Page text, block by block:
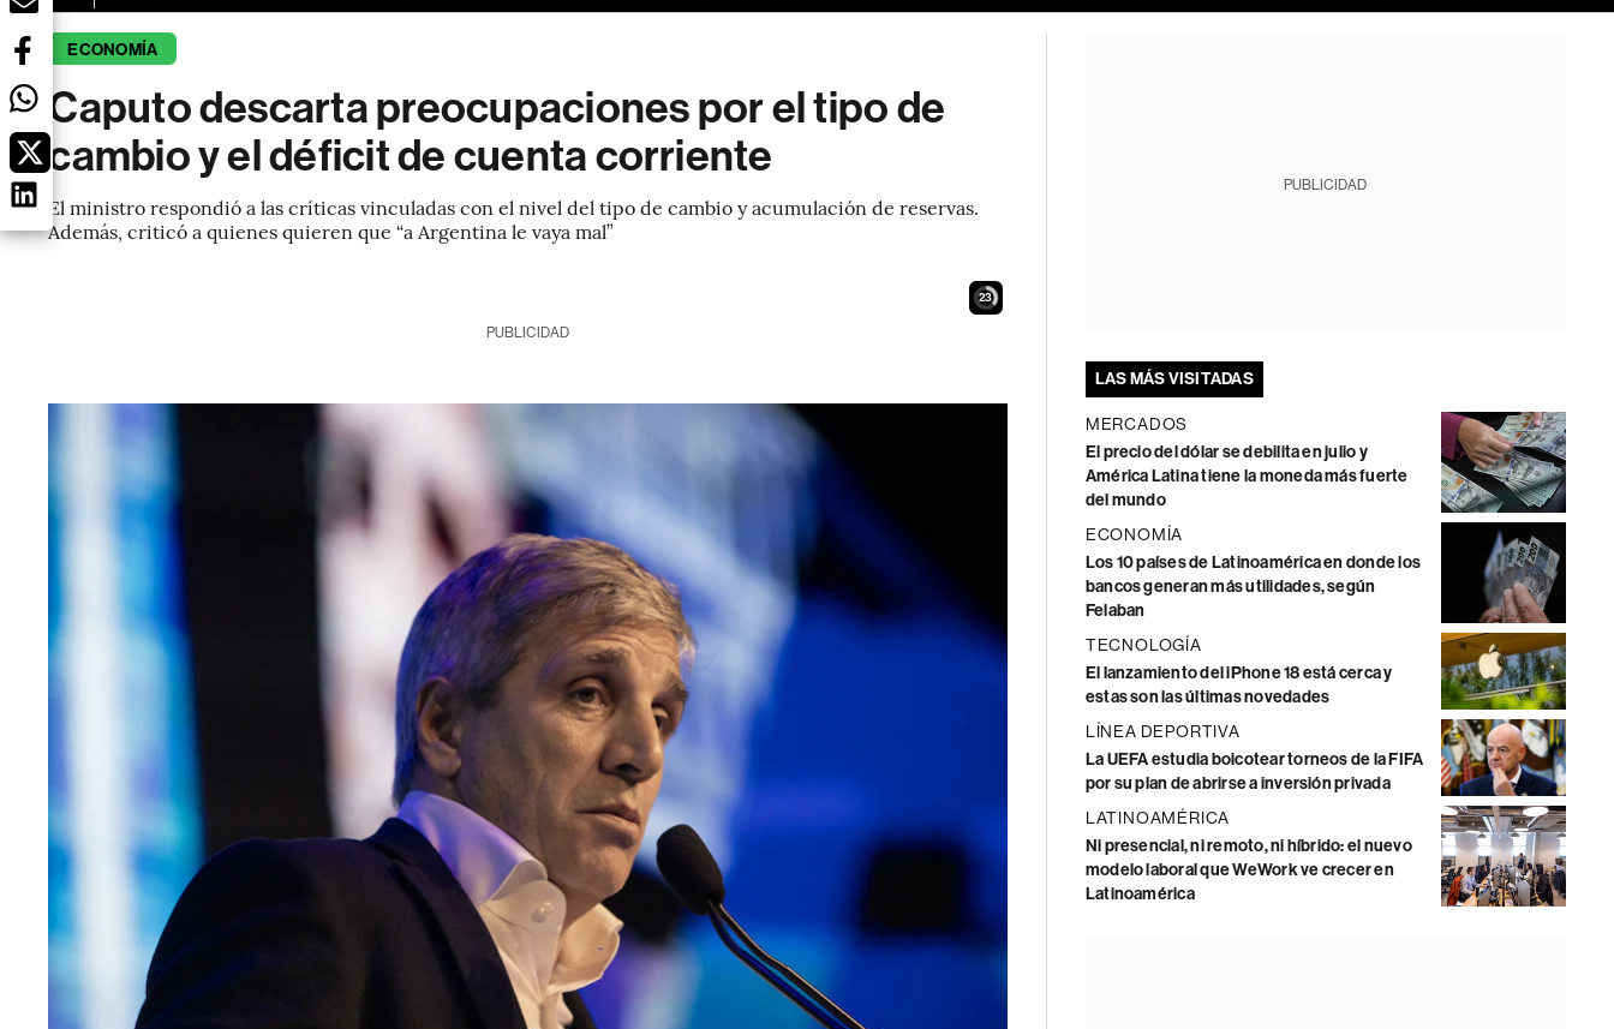
ECONOMÍA
Caputo descarta preocupaciones por el tipo de
cambio y el déficit de cuenta corriente
El ministro respondió a las críticas vinculadas con el nivel del tipo de cambio y acumulación de reservas.
Además, criticó a quienes quieren que “a Argentina le vaya mal”
21
PUBLICIDAD
PUBLICIDAD
LAS MÁS VISITADAS
MERCADOS
El precio del dólar se debilita en julio y
América Latina tiene la moneda más fuerte
del mundo
ECONOMÍA
Los 10 países de Latinoamérica en donde los
bancos generan más utilidades, según
Felaban
TECNOLOGÍA
El lanzamiento del iPhone 18 está cerca y
estas son las últimas novedades
LÍNEA DEPORTIVA
La UEFA estudia boicotear torneos de la FIFA
por su plan de abrirse a inversión privada
LATINOAMÉRICA
Ni presencial, ni remoto, ni híbrido: el nuevo
modelo laboral que WeWork ve crecer en
Latinoamérica